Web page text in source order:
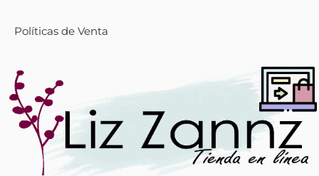
Políticas de Venta